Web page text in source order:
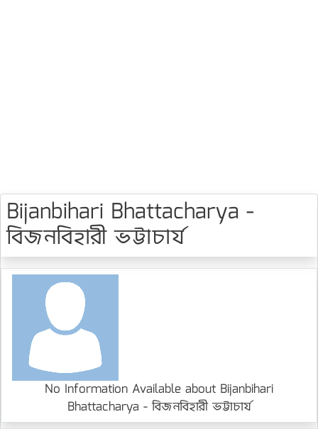
Bijanbihari Bhattacharya -
বিজনবিহারী ভট্টাচার্য
No Information Available about Bijanbihari
Bhattacharya - বিজনবিহারী ভট্টাচার্য